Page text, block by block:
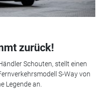
zurück!
Schouten, stellt einen
S-Way von
Legende an.